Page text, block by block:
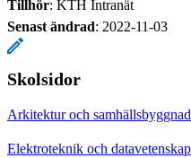
Tillhör: KTH Intranät
Senast ändrad: 2022-11-03
Skolsidor
Arkitektur och
Elektroteknik och